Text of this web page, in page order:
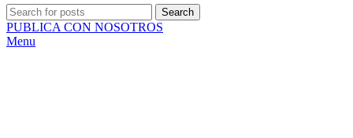
Search
PUBLICA CON NOSOTROS
Menu